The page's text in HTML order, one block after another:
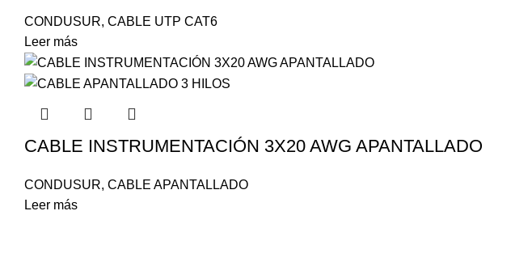
CONDUSUR, CABLE UTP CAT6
Leer más
CABLE INSTRUMENTACIÓN 3X20 AWG APANTALLADO
CONDUSUR, CABLE APANTALLADO
Leer más